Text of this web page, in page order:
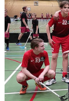
LÄNKAR
SARGVAKTSCHEMA
MEDLEMSKAP